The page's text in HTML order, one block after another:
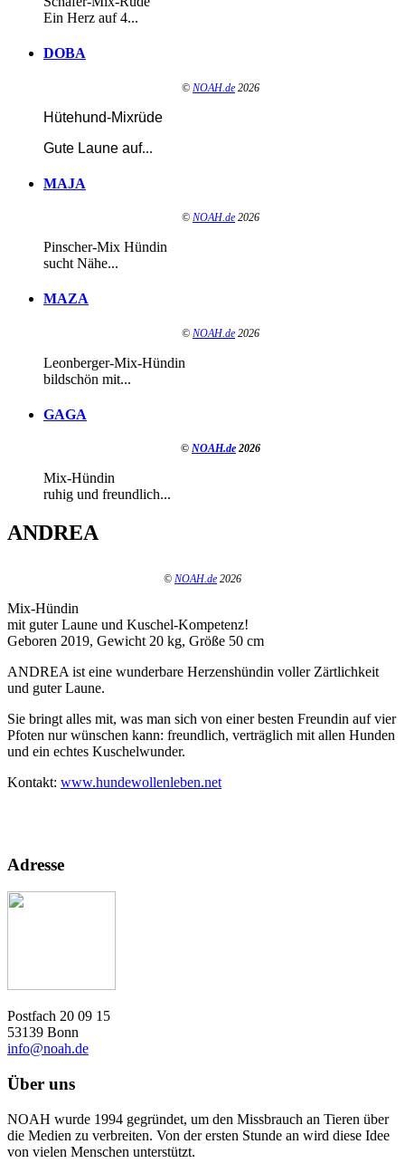
Ein Herz auf 4...
DOBA
© NOAH.de 2026
Hütehund-Mixrüde
Gute Laune auf...
MAJA
© NOAH.de 2026
Pinscher-Mix Hündin
sucht Nähe...
MAZA
© NOAH.de 2026
Leonberger-Mix-Hündin
bildschön mit...
GAGA
© NOAH.de 2026
Mix-Hündin
ruhig und freundlich...
ANDREA
© NOAH.de 2026
Mix-Hündin
mit guter Laune und Kuschel-Kompetenz!
Geboren 2019, Gewicht 20 kg, Größe 50 cm
ANDREA ist eine wunderbare Herzenshündin voller Zärtlichkeit
und guter Laune.
Sie bringt alles mit, was man sich von einer besten Freundin auf vier
Pfoten nur wünschen kann: freundlich, verträglich mit allen Hunden
und ein echtes Kuschelwunder.
Kontakt: www.hundewollenleben.net
Adresse
Postfach 20 09 15
53139 Bonn
info@noah.de
Über uns
NOAH wurde 1994 gegründet, um den Missbrauch an Tieren über
die Medien zu verbreiten. Von der ersten Stunde an wird diese Idee
von vielen Menschen unterstützt.